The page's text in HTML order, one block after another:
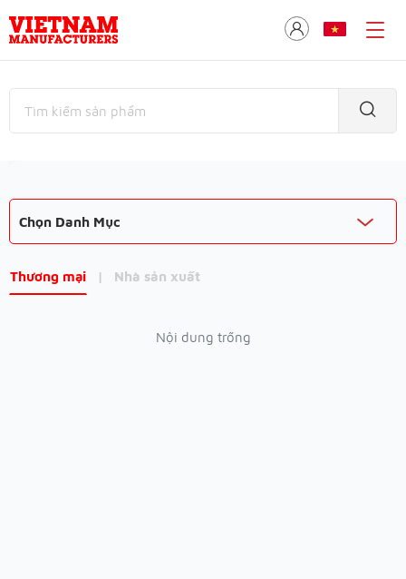
Chọn Danh Mục
Thương mại | Nhà sản xuất
Nội dung trống